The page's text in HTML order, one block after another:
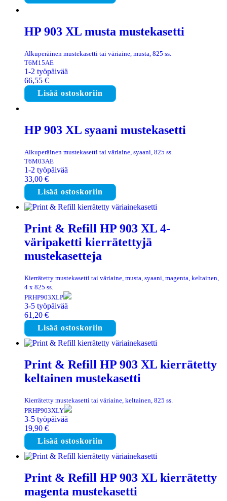
HP 903 XL musta mustekasetti
Alkuperäinen mustekasetti tai väriaine, musta, 825 ss.
T6M15AE
1-2 työpäivää
66,55 €
Lisää ostoskoriin
HP 903 XL syaani mustekasetti
Alkuperäinen mustekasetti tai väriaine, syaani, 825 ss.
T6M03AE
1-2 työpäivää
33,00 €
Lisää ostoskoriin
Print & Refill HP 903 XL 4-
väripaketti kierrätettyjä
mustekasetteja
Kierrätetty mustekasetti tai väriaine, musta, syaani, magenta, keltainen,
4 x 825 ss.
PRHP903XLP
3-5 työpäivää
61,20 €
Lisää ostoskoriin
Print & Refill HP 903 XL kierrätetty
keltainen mustekasetti
Kierrätetty mustekasetti tai väriaine, keltainen, 825 ss.
PRHP903XLY
3-5 työpäivää
19,90 €
Lisää ostoskoriin
Print & Refill HP 903 XL kierrätetty
magenta mustekasetti